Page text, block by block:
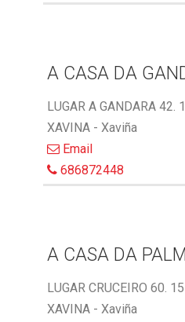
A CASA DA
LUGAR A GANDARA
XAVINA - Xaviña
Email
686872448
A CASA DA
LUGAR CRUCEIRO 60.
XAVINA - Xaviña